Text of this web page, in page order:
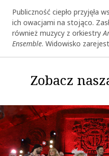
Publiczność ciepło przyjęła
ich owacjami na stojąco.
również muzycy z orkiestry
Ensemble. Widowisko
Zobacz